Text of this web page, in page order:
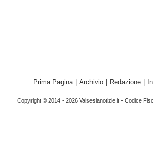
Prima Pagina Archivio Redazione
Copyright © 2014 - 2026 Valsesianotizie.it - Codice